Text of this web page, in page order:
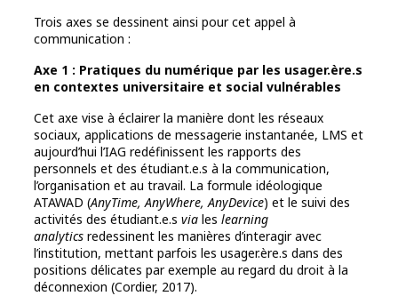
Trois axes se dessinent ainsi pour cet appel à
communication :
Axe 1 : Pratiques du numérique par les usager.ère.s
en contextes universitaire et social vulnérables
Cet axe vise à éclairer la manière dont les réseaux
sociaux, applications de messagerie instantanée, LMS et
aujourd’hui l’IAG redéfinissent les rapports des
personnels et des étudiant.e.s à la communication,
l’organisation et au travail. La formule idéologique
ATAWAD (AnyTime, AnyWhere, AnyDevice) et le suivi des
activités des étudiant.e.s via les learning
analytics redessinent les manières d’interagir avec
l’institution, mettant parfois les usager.ère.s dans des
positions délicates par exemple au regard du droit à la
déconnexion (Cordier, 2017).